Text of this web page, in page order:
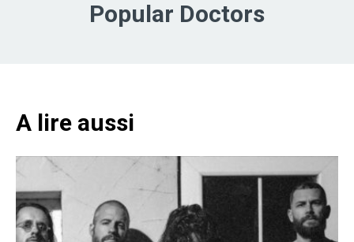
Popular Doctors
A lire aussi